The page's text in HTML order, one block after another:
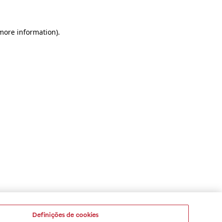
information).
Definições de cookies